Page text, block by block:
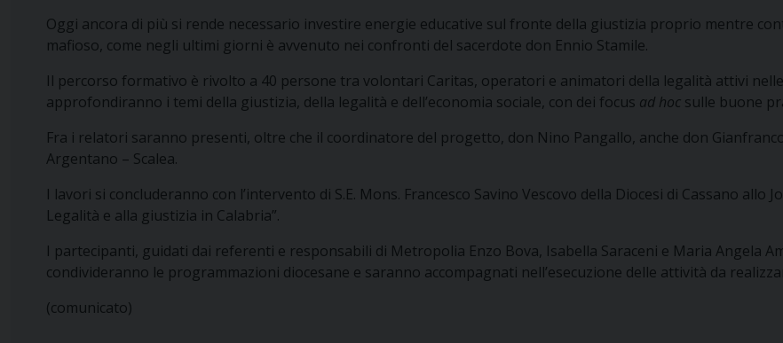
Oggi ancora di più si rende necessario investire energie educative sul fronte della giustizia proprio mentre
mafioso, come negli ultimi giorni è avvenuto nei confronti del sacerdote don Ennio Stamile.
Il percorso formativo è rivolto a 40 persone tra volontari Caritas, operatori e animatori della legalità attivi
approfondiranno i temi della giustizia, della legalità e dell’economia sociale, con dei focus ad hocsulle buone
Fra i relatori saranno presenti, oltre che il coordinatore del progetto, don Nino Pangallo, anche don
Argentano – Scalea.
I lavori si concluderanno con l’intervento di S.E. Mons. Francesco Savino Vescovo della Diocesi di Cassano allo
Legalità e alla giustizia in Calabria”.
I partecipanti, guidati dai referenti e responsabili di Metropolia Enzo Bova, Isabella Saraceni e Maria Angela
condivideranno le programmazioni diocesane e saranno accompagnati nell’esecuzione delle attività da
(comunicato)